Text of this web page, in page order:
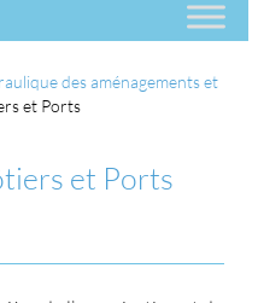
des aménagements et
et Ports
et Ports